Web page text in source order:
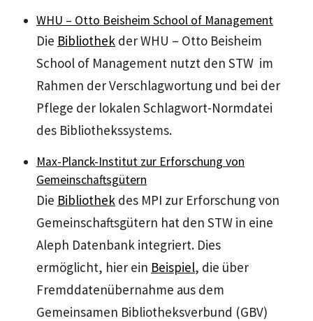
WHU – Otto Beisheim School of Management
Die Bibliothek der WHU – Otto Beisheim
School of Management nutzt den STW im
Rahmen der Verschlagwortung und bei der
Pflege der lokalen Schlagwort-Normdatei
des Bibliothekssystems.
Max-Planck-Institut zur Erforschung von
Gemeinschaftsgütern
Die Bibliothek des MPI zur Erforschung von
Gemeinschaftsgütern hat den STW in eine
Aleph Datenbank integriert. Dies
ermöglicht, hier ein Beispiel, die über
Fremddatenübernahme aus dem
Gemeinsamen Bibliotheksverbund (GBV)